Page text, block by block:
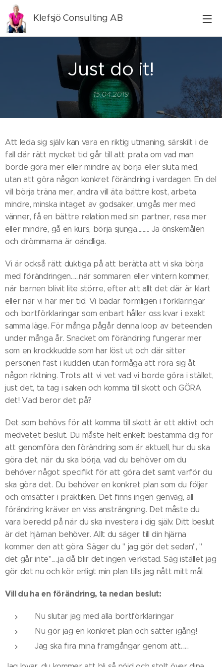
Klefsjö Consulting AB
Just do it!
15.04.2019
Att leda sig själv kan vara en riktig utmaning, särskilt i de
fall där rätt mycket tid går till att prata om vad man
borde göra mer eller mindre av, börja eller sluta med,
utan att göra någon konkret förändring i vardagen. En del
vill börja träna mer, andra vill äta bättre kost, arbeta
mindre, minska intaget av godsaker, umgås mer med
vänner, få en bättre relation med sin partner, resa mer
eller mindre, gå en kurs, börja sjunga......... Ja önskemålen
och drömmarna är oändliga.
Vi är också rätt duktiga på att berätta att vi ska börja
med förändringen......när sommaren eller vintern kommer,
när barnen blivit lite större, efter att allt det där är klart
eller när vi har mer tid. Vi badar formligen i förklaringar
och bortförklaringar som enbart håller oss kvar i exakt
samma läge. För många pågår denna loop av beteenden
under många år. Snacket om förändring fungerar mer
som en krockkudde som har löst ut och där sitter
personen fast i kudden utan förmåga att röra sig åt
någon riktning. Trots att vi vet vad vi borde göra i stället,
just det, ta tag i saken och komma till skott och GÖRA
det! Vad beror det på?
Det som behövs för att komma till skott är ett aktivt och
medvetet beslut. Du måste helt enkelt bestämma dig för
att genomföra den förändring som är aktuell, hur du ska
göra det, när du ska börja, vad du behöver om du
behöver något specifikt för att göra det samt varför du
ska göra det. Du behöver en konkret plan som du följer
och omsätter i praktiken. Det finns ingen genväg, all
förändring kräver en viss ansträngning. Det måste du
vara beredd på när du ska investera i dig själv. Ditt beslut
är det hjärnan behöver. Allt du säger till din hjärna
kommer den att göra. Säger du " jag gör det sedan", "
det går inte".....ja då blir det ingen verkstad. Säg istället jag
gör det nu och kör enligt min plan tills jag nått mitt mål.
Vill du ha en förändring, ta nedan beslut:
Nu slutar jag med alla bortförklaringar
Nu gör jag en konkret plan och sätter igång!
Jag ska fira mina framgångar genom att......